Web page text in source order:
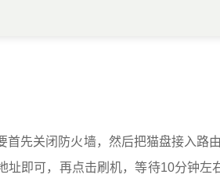
先关闭防火墙，然后把猫盘接入路
即可，再点击刷机，等待10分钟左